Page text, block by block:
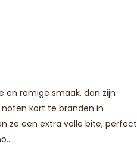
en romige smaak, dan zijn
kort te branden in
ze een extra volle bite, perfect